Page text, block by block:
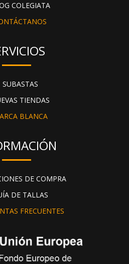
COLEGIATA
SUBASTAS
TIENDAS
BLANCA
DE COMPRA
DE TALLAS
FRECUENTES